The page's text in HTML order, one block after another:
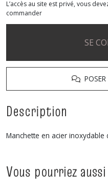
L’accès au site est privé, vous
commander
SE
POSER
Description
Manchette en acier
Vous pourriez